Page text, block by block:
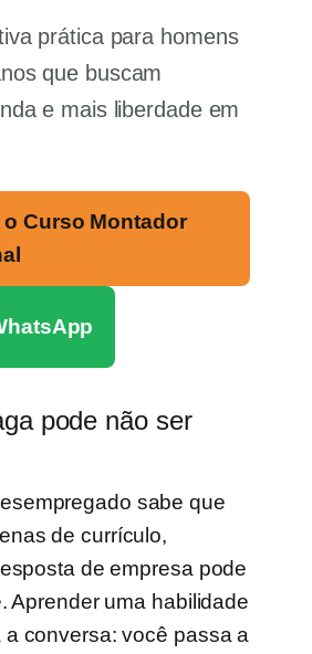
prática para homens
que buscam
e mais liberdade em
Curso Montador
pode não ser
sabe que
de currículo,
de empresa pode
Aprender uma habilidade
a conversa: você passa a